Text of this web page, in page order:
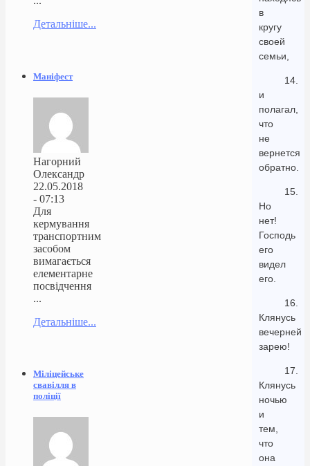
в
кругу
своей
семьи,
14.
и
полагал,
что
не
вернется
обратно.
15.
Но
нет!
Господь
его
видел
его.
16.
Клянусь
вечерней
зарею!
17.
Клянусь
ночью
и
тем,
что
она
Детальніше...
Маніфест
Нагорний
Олександр
22.05.2018
- 07:13
Для
кермування
транспортним
засобом
вимагається
елементарне
посвідчення
...
Детальніше...
Міліцейське
свавілля в
поліції